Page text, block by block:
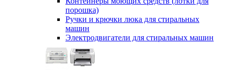
порошка)
Ручки и крючки люка для стиральных
машин
Электродвигатели для стиральных машин